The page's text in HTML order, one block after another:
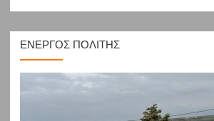
ΕΝΕΡΓΟΣ ΠΟΛΙΤΗΣ